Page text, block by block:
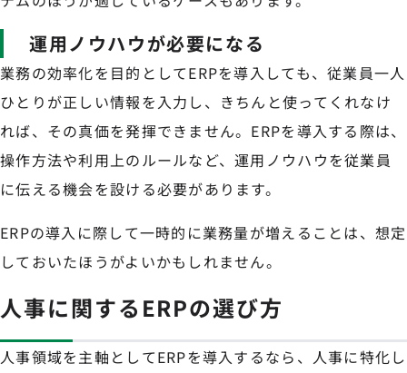
運用ノウハウが必要になる
業務の効率化を目的としてERPを導入しても、従業員一人
ひとりが正しい情報を入力し、きちんと使ってくれなけ
れば、その真価を発揮できません。ERPを導入する際は、
操作方法や利用上のルールなど、運用ノウハウを従業員
に伝える機会を設ける必要があります。
ERPの導入に際して一時的に業務量が増えることは、想定
しておいたほうがよいかもしれません。
人事に関するERPの選び方
人事領域を主軸としてERPを導入するなら、人事に特化し